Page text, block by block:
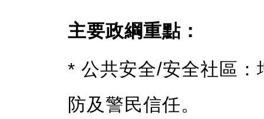
主要政綱重點：
* 公共安全/安全社區
防及警民信任。